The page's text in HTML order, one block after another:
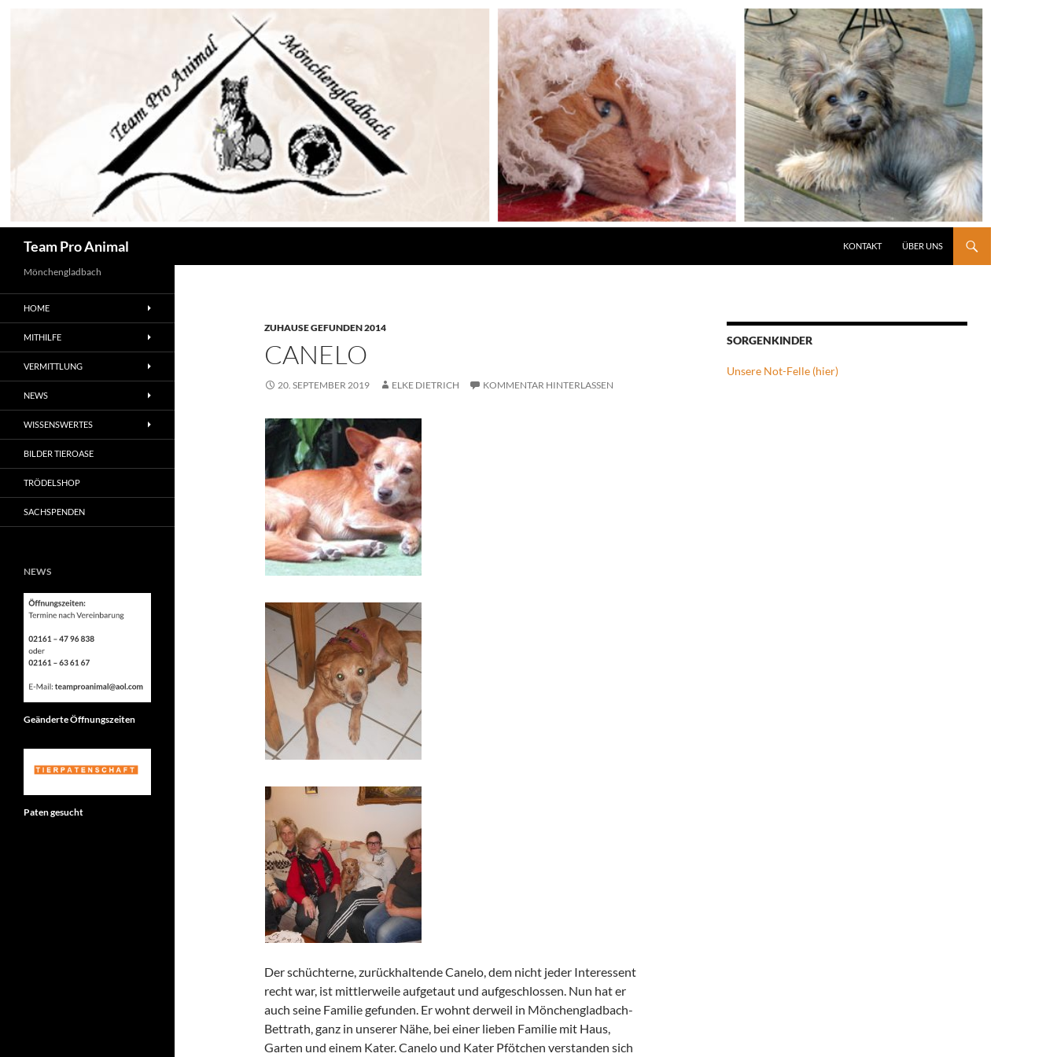
Team Pro Animal KONTAKT ÜBER UNS
ZUHAUSE GEFUNDEN 2014
CANELO
20. SEPTEMBER 2019 ELKE DIETRICH KOMMENTAR HINTERLASSEN
Der schüchterne, zurückhaltende Canelo, dem nicht jeder Interessent
recht war, ist mittlerweile aufgetaut und aufgeschlossen. Nun hat er
auch seine Familie gefunden. Er wohnt derweil in Mönchengladbach-
Bettrath, ganz in unserer Nähe, bei einer lieben Familie mit Haus,
Garten und einem Kater. Canelo und Kater Pfötchen verstanden sich
SORGENKINDER
Unsere Not-Felle (hier)
Mönchengladbach
HOME
MITHILFE
VERMITTLUNG
NEWS
WISSENSWERTES
BILDER TIEROASE
TRÖDELSHOP
SACHSPENDEN
NEWS
Geänderte Öffnungszeiten
Paten gesucht